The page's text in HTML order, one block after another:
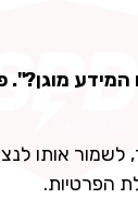
מוגן?".
אותו
הפרטיות.